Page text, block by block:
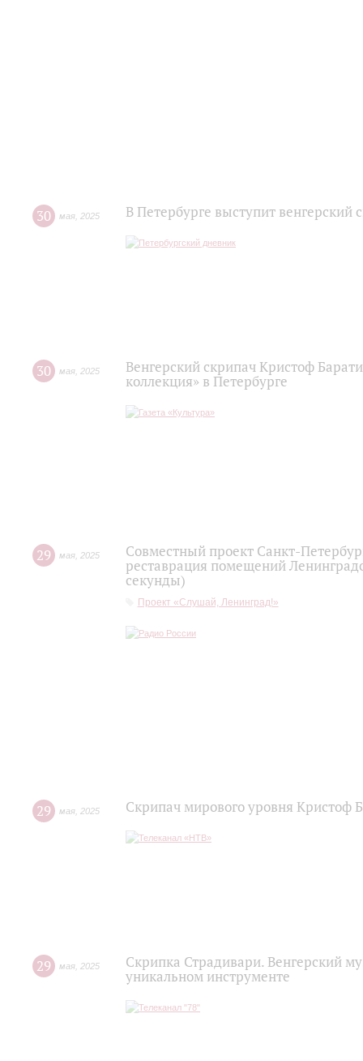
30 мая 2025 В Петербурге выступит венгерский
30 мая 2025
Венгерский скрипач Кристоф
коллекция» в Петербурге
29 мая 2025
Совместный проект Санкт-
реставрация помещений
секунды)
Проект «Слушай, Ленинград!»
29 мая 2025 Скрипач мирового уровня Кристоф
29 мая 2025
Скрипка Страдивари. Венгерский
уникальном инструменте